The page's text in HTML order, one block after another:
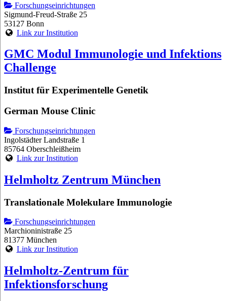
Forschungseinrichtungen
Sigmund-Freud-Straße 25
53127 Bonn
Link zur Institution
GMC Modul Immunologie und Infektions
Challenge
Institut für Experimentelle Genetik
German Mouse Clinic
Forschungseinrichtungen
Ingolstädter Landstraße 1
85764 Oberschleißheim
Link zur Institution
Helmholtz Zentrum München
Translationale Molekulare Immunologie
Forschungseinrichtungen
Marchioninistraße 25
81377 München
Link zur Institution
Helmholtz-Zentrum für
Infektionsforschung